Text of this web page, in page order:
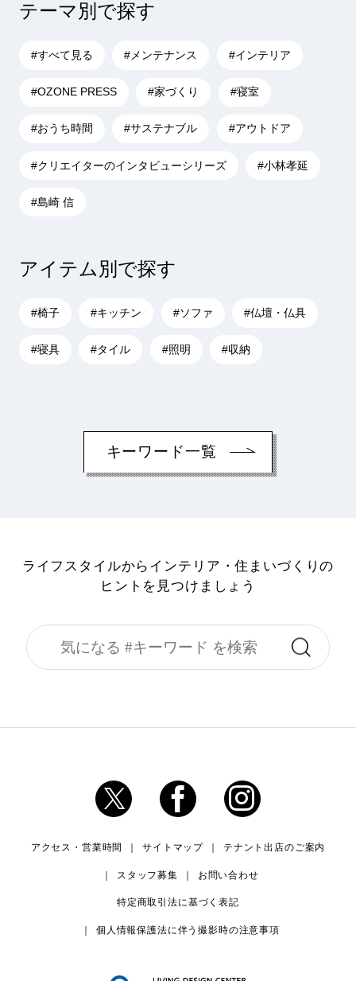
テーマ別で探す
#すべて見る #メンテナンス #インテリア
#OZONE PRESS #家づくり #寝室
#おうち時間 #サステナブル #アウトドア
#クリエイターのインタビューシリーズ #小林孝延
#島崎 信
アイテム別で探す
#椅子 #キッチン #ソファ #仏壇・仏具
#寝具 #タイル #照明 #収納
キーワード一覧
ライフスタイルからインテリア・住まいづくりの
ヒントを見つけましょう
アクセス・営業時間 サイトマップ テナント出店のご案内
スタッフ募集 お問い合わせ
特定商取引法に基づく表記
個人情報保護法に伴う撮影時の注意事項